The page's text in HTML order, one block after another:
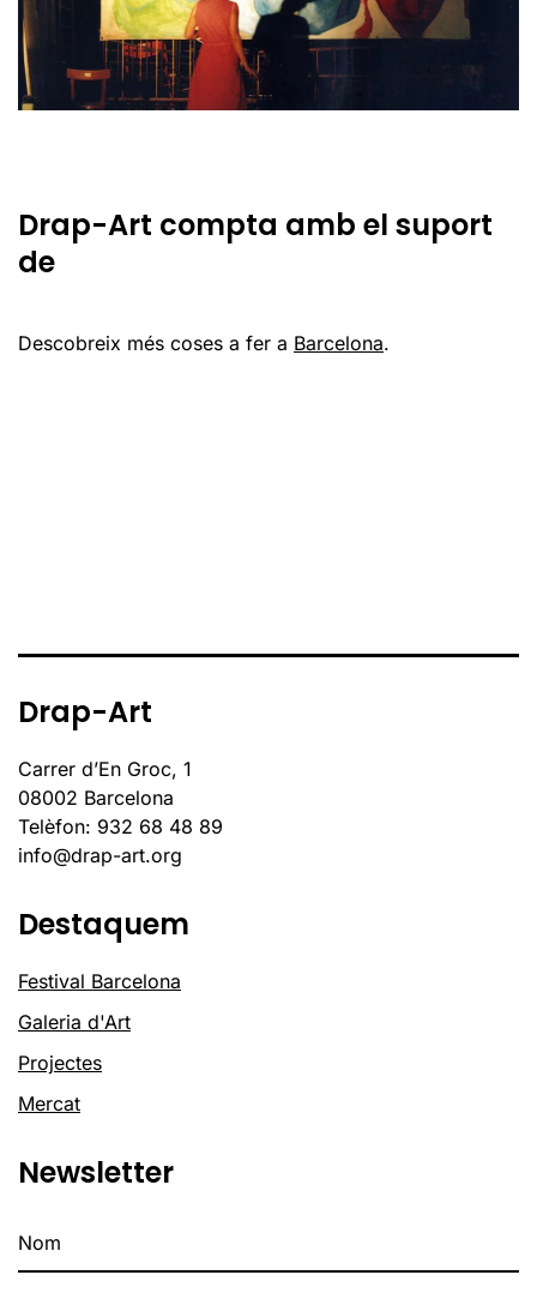
Drap-Art compta amb el suport
de
Descobreix més coses a fer a Barcelona.
Drap-Art
Carrer d’En Groc, 1
08002 Barcelona
Telèfon: 932 68 48 89
info@drap-art.org
Destaquem
Festival Barcelona
Galeria d'Art
Projectes
Mercat
Newsletter